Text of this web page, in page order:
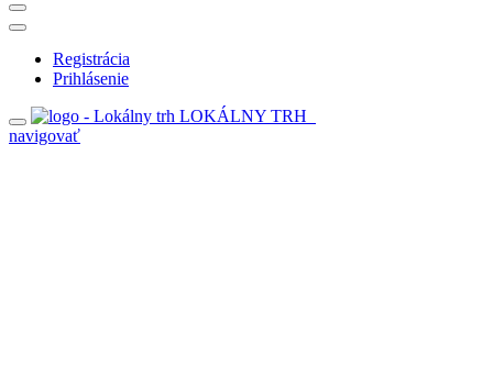
Registrácia
Prihlásenie
LOKÁLNY TRH
navigovať